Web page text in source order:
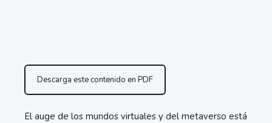
Descarga este contenido en PDF
El auge de los mundos virtuales y del metaverso está